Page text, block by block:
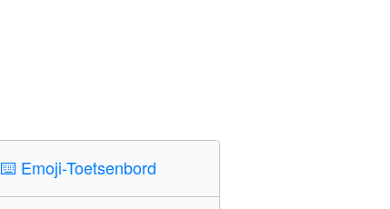
⌨️ Emoji-Toetsenbord